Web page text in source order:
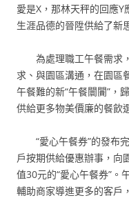
愛是X，那林天秤的回應
生涯品德的晉陞供給了新
為處理職工午餐需求
求、與園區溝通，在園區
午餐難的新“午餐闤闠”，
供給更多物美價廉的餐飲
“愛心午餐券”的發布
戶按期供給優惠辦事，向
值30元的“愛心午餐券”。
輔助商家導進更多的客戶